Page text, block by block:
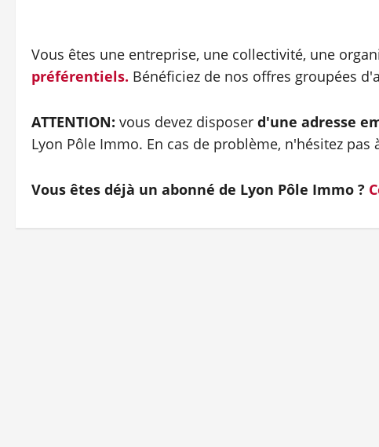
Vous êtes une entreprise, une collectivité, une
préférentiels. Bénéficiez de nos offres groupées
ATTENTION: vous devez disposer d'une adresse
Lyon Pôle Immo. En cas de problème, n'hésitez pas
Vous êtes déjà un abonné de Lyon Pôle Immo ?